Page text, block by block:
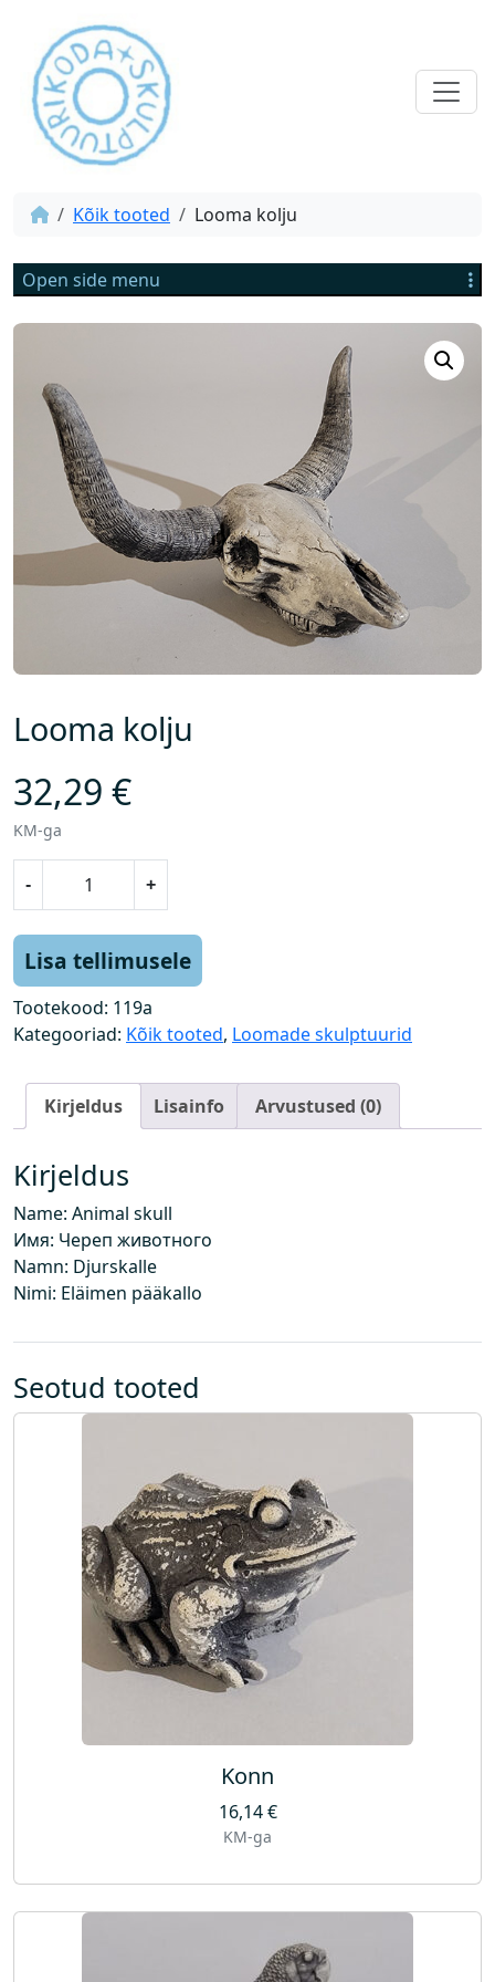
Kõik tooted Looma kolju
Open side menu
Looma kolju
32,29 €
KM-ga
-
m
a
k
o
k
o
g
u
s
+
Lisa tellimusele
Tootekood: 119a
Kategooriad: Kõik tooted, Loomade skulptuurid
Kirjeldus Lisainfo Arvustused (0)
Kirjeldus
Name: Animal skull
Имя: Череп животного
Namn: Djurskalle
Nimi: Eläimen pääkallo
Seotud tooted
Konn
16,14€
KM-ga